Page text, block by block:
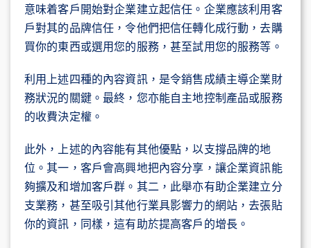
意味着客戶開始對企業建立起信任。企業應該利用客
戶對其的品牌信任，令他們把信任轉化成行動，去購
買你的東西或選用您的服務，甚至試用您的服務等。
利用上述四種的內容資訊，是令銷售成績主導企業財
務狀況的關鍵。最終，您亦能自主地控制產品或服務
的收費決定權。
此外，上述的內容能有其他優點，以支撐品牌的地
位。其一，客戶會高興地把內容分享，讓企業資訊能
夠擴及和增加客戶群。其二，此舉亦有助企業建立分
支業務，甚至吸引其他行業具影響力的網站，去張貼
你的資訊，同樣，這有助於提高客戶的增長。